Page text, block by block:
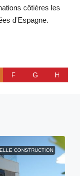
côtières les
d'Espagne.
F G H
CONSTRUCTION